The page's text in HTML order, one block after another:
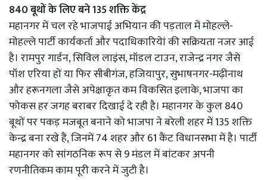
840 बूथों के लिए बने 135 शक्ति केंद्र
महानगर में चल रहे भाजपाई अभियान की पड़ताल में मोहल्ले-
मोहल्ले पार्टी कार्यकर्ता और पदाधिकारियेां की सक्रियता नजर आई
है। रामपुर गार्डन, सिविल लाइंस, मॉडल टाउन, राजेन्द्र नगर जैसे
पॉश एरिया हों या फिर सीबीगंज, हजियापुर, सुभाषनगर-मढ़ीनाथ
और हरूनगला जैसे अपेक्षाकृत कम विकसित इलाके, भाजपा का
फोकस हर जगह बराबर दिखाई दे रही है। महानगर के कुल 840
बूथों पर पकड़ मजबूत बनाने को भाजपा ने बरेली शहर में 135 शक्ति
केन्द्र बना रखे हैं, जिनमें 74 शहर और 61 कैंट विधानसभा में है। पार्टी
महानगर को सांगठनिक रूप से 9 मंडल में बांटकर अपनी
रणनीतिकम काम पूरी करने में जुटी है।